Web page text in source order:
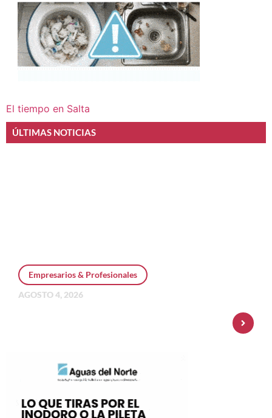
El tiempo en Salta
ÚLTIMAS NOTICIAS
Empresarios & Profesionales
AGOSTO 4, 2026